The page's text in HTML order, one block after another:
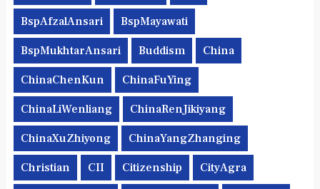
BspAfzalAnsari BspMayawati
BspMukhtarAnsari Buddism China
ChinaChenKun ChinaFuYing
ChinaLiWenliang ChinaRenJikiyang
ChinaXuZhiyong ChinaYangZhanging
Christian CII Citizenship CityAgra